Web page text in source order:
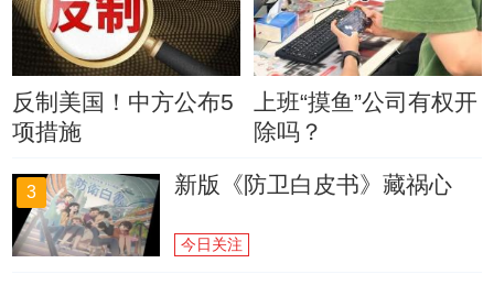
反制美国！中方公布5
项措施
上班“摸鱼”公司有权开
除吗？
3 新版《防卫白皮书》藏祸心
今日关注